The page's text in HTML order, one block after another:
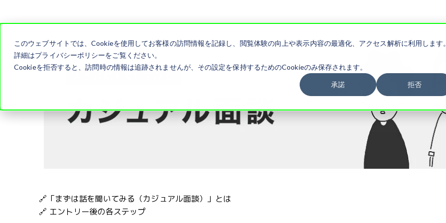
このウェブサイトでは、Cookieを使用してお客様の訪問情報を記録し、閲覧体験の向上や表示内容の最適化、アクセス解析に利用します
詳細はプライバシーポリシーをご覧ください。
Cookieを拒否すると、訪問時の情報は追跡されませんが、その設定を保持するためのCookieのみ保存されます。
承諾 拒否
🔗「まずは話を聞いてみる（カジュアル面談）」とは
🔗 エントリー後の各ステップ